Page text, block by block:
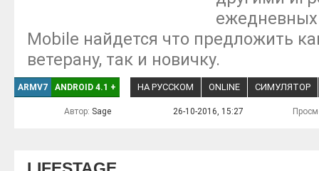
ежедневных
Mobile найдется что предложить
ветерану, так и новичку.
ARMV7 ANDROID 4.1 + НА РУССКОМ ONLINE СИМУЛЯТОР
Автор: Sage 26-10-2016, 15:27